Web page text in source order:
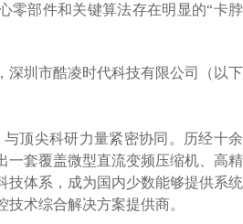
零部件和关键算法存在明显的“卡脖
深圳市酷凌时代科技有限公司（以下
顶尖科研力量紧密协同。历经十余
一套覆盖微型直流变频压缩机、高精
技体系，成为国内少数能够提供系统
术综合解决方案提供商。